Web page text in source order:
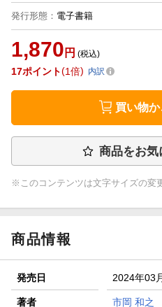
発行形態 ： 電子書籍
1,870 円 (税込)
17ポイント 1倍 内訳
買い物
商品をお気
※このコンテンツは文字サイズの変
商品情報
発売日 2024年03
著者 市岡 和之